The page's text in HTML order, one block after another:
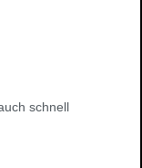
schnell